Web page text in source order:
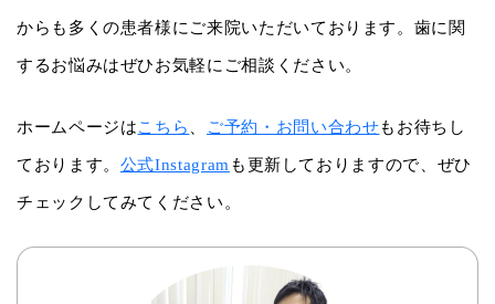
からも多くの患者様にご来院いただいております。歯に関
するお悩みはぜひお気軽にご相談ください。
ホームページはこちら 、 ご予約・お問い合わせもお待ちし
ております。 公式Instagramも更新しておりますので、ぜひ
チェックしてみてください。